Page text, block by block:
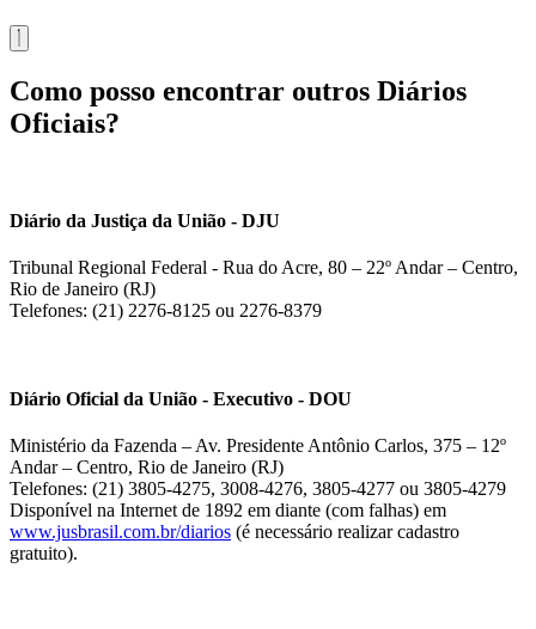
Como posso encontrar outros Diários
Oficiais?
Diário da Justiça da União - DJU
Tribunal Regional Federal - Rua do Acre, 80 – 22º Andar – Centro,
Rio de Janeiro (RJ)
Telefones: (21) 2276-8125 ou 2276-8379
Diário Oficial da União - Executivo - DOU
Ministério da Fazenda – Av. Presidente Antônio Carlos, 375 – 12º
Andar – Centro, Rio de Janeiro (RJ)
Telefones: (21) 3805-4275, 3008-4276, 3805-4277 ou 3805-4279
Disponível na Internet de 1892 em diante (com falhas) em
www.jusbrasil.com.br/diarios (é necessário realizar cadastro
gratuito).